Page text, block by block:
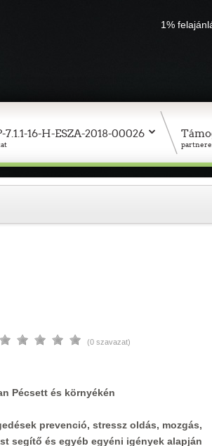
1%
7.1.1-16-H-ESZA-2018-00026
(0 szavazat)
Pécsett és környékén
prevenció, stressz oldás, mozgás,
segítő és egyéb egyéni igények alapján